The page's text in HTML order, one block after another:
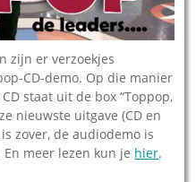
zijn er verzoekjes
CD-demo. Op die manier
staat uit de box “Toppop,
nieuwste uitgave (CD en
zover, de audiodemo is
En meer lezen kun je hier.